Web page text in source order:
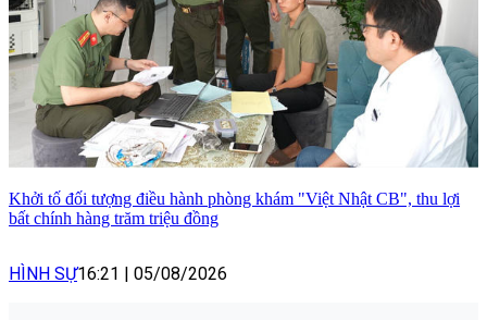
Khởi tố đối tượng điều hành phòng khám "Việt Nhật CB", thu lợi
bất chính hàng trăm triệu đồng
HÌNH SỰ16:21 | 05/08/2026